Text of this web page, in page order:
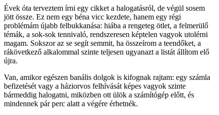
Évek óta terveztem írni egy cikket a halogatásról, de végül sosem
jött össze. Ez nem egy béna vicc kezdete, hanem egy régi
problémám újabb felbukkanása: hiába a rengeteg ötlet, a felmerülő
témák, a sok-sok tennivaló, rendszeresen képtelen vagyok utolérni
magam. Sokszor az se segít semmit, ha összeírom a teendőket, a
rákövetkező alkalommal szinte teljesen ugyanazt a listát állítom elő
újra.
Van, amikor egészen banális dolgok is kifognak rajtam: egy számla
befizetését vagy a háziorvos felhívását képes vagyok szinte
bármeddig halogatni, miközben ott ülök a számítógép előtt, és
mindennek pár perc alatt a végére érhetnék.